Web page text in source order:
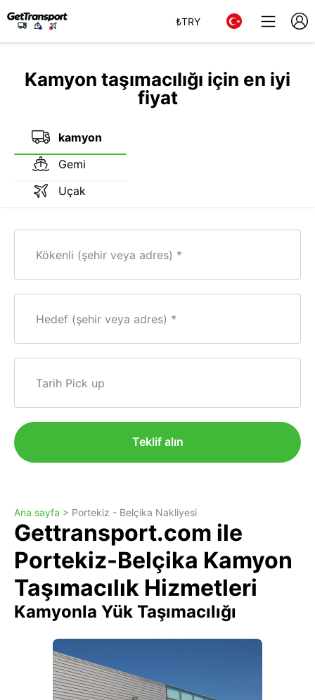
₺TRY
Kamyon taşımacılığı için en iyi
fiyat
kamyon
Gemi
Uçak
Kökenli (şehir veya adres)
Hedef (şehir veya adres)
Tarih Pick up
Teklif alın
Ana sayfa > Portekiz - Belçika Nakliyesi
Gettransport.com ile
Portekiz-Belçika Kamyon
Taşımacılık Hizmetleri
Kamyonla Yük Taşımacılığı